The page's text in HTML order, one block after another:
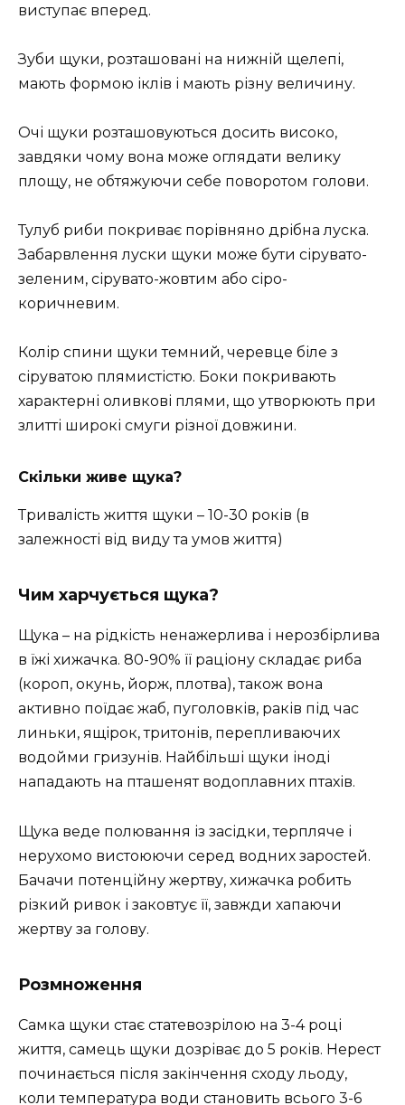
виступає вперед.
Зуби щуки, розташовані на нижній щелепі,
мають формою іклів і мають різну величину.
Очі щуки розташовуються досить високо,
завдяки чому вона може оглядати велику
площу, не обтяжуючи себе поворотом голови.
Тулуб риби покриває порівняно дрібна луска.
Забарвлення луски щуки може бути сірувато-
зеленим, сірувато-жовтим або сіро-
коричневим.
Колір спини щуки темний, черевце біле з
сіруватою плямистістю. Боки покривають
характерні оливкові плями, що утворюють при
злитті широкі смуги різної довжини.
Скільки живе щука?
Тривалість життя щуки – 10-30 років (в
залежності від виду та умов життя)
Чим харчується щука?
Щука – на рідкість ненажерлива і нерозбірлива
в їжі хижачка. 80-90% її раціону складає риба
(короп, окунь, йорж, плотва), також вона
активно поїдає жаб, пуголовків, раків під час
линьки, ящірок, тритонів, перепливаючих
водойми гризунів. Найбільші щуки іноді
нападають на пташенят водоплавних птахів.
Щука веде полювання із засідки, терпляче і
нерухомо вистоюючи серед водних заростей.
Бачачи потенційну жертву, хижачка робить
різкий ривок і заковтує її, завжди хапаючи
жертву за голову.
Розмноження
Самка щуки стає статевозрілою на 3-4 році
життя, самець щуки дозріває до 5 років. Нерест
починається після закінчення сходу льоду,
коли температура води становить всього 3-6